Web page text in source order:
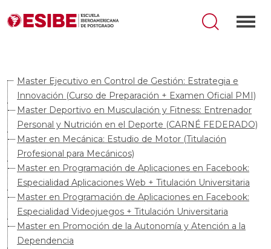
Master Ejecutivo en Control de Gestión: Estrategia e
Innovación (Curso de Preparación + Examen Oficial PMI)
Master Deportivo en Musculación y Fitness: Entrenador
Personal y Nutrición en el Deporte (CARNÉ FEDERADO)
Master en Mecánica: Estudio de Motor (Titulación
Profesional para Mecánicos)
Master en Programación de Aplicaciones en Facebook:
Especialidad Aplicaciones Web + Titulación Universitaria
Master en Programación de Aplicaciones en Facebook:
Especialidad Videojuegos + Titulación Universitaria
Master en Promoción de la Autonomía y Atención a la
Dependencia